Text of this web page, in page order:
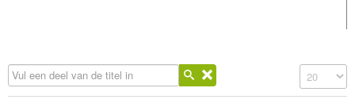
Vul een deel van de titel in Toon #